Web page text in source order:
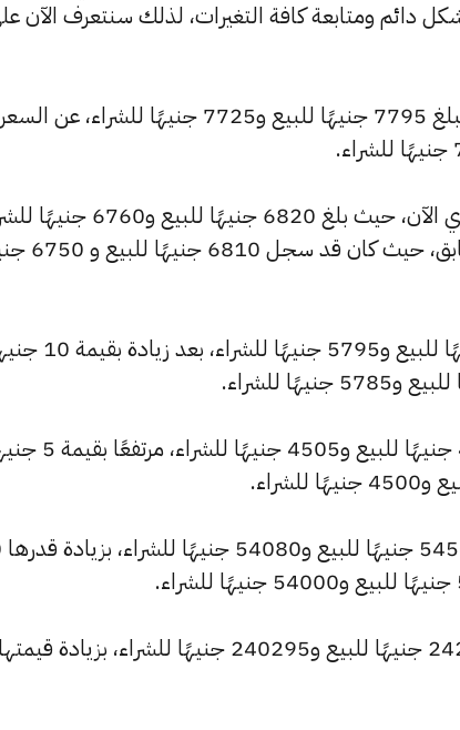
الذهب بشكل دائم ومتابعة كافة التغيرات، لذلك سنتعرف الآن
شهد سعر عيار 24 ارتفاعًا بقيمة 10 جنيهًا ليبلغ 7795 جنيهًا للبيع و7725 جنيهًا للشراء، عن السعر
كما شهد سعر عيار 21 ارتفاعًا بالسوق المصري الآن، حيث بلغ 6820 جنيهًا
مرتفعًا بمقدار 10 جنيهات عن التحديث
كما ارتفع سعر عيار 18 ليصل إلى 5845 جنيهًا
وسجل سعر عيار 14 ارتفاعًا ليصل إلى 4545
وارتفع سعر الأونصة بالجنيه ليصل إلى 242430 جنيهًا للبيع و240295 جنيهًا للشراء، بزيادة قيمتها